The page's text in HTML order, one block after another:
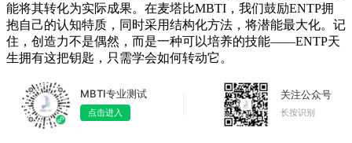
能将其转化为实际成果。在麦塔比MBTI，我们鼓励ENTP拥
抱自己的认知特质，同时采用结构化方法，将潜能最大化。记
住，创造力不是偶然，而是一种可以培养的技能——ENTP天
生拥有这把钥匙，只需学会如何转动它。
MBTI专业测试
点击进入
关注公众号
长按识别